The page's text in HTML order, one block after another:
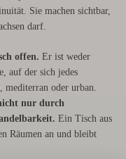
Sie machen sichtbar,
darf.
offen. Er ist weder
auf der sich jedes
oder urban.
nur durch
Ein Tisch aus
Räumen an und bleibt